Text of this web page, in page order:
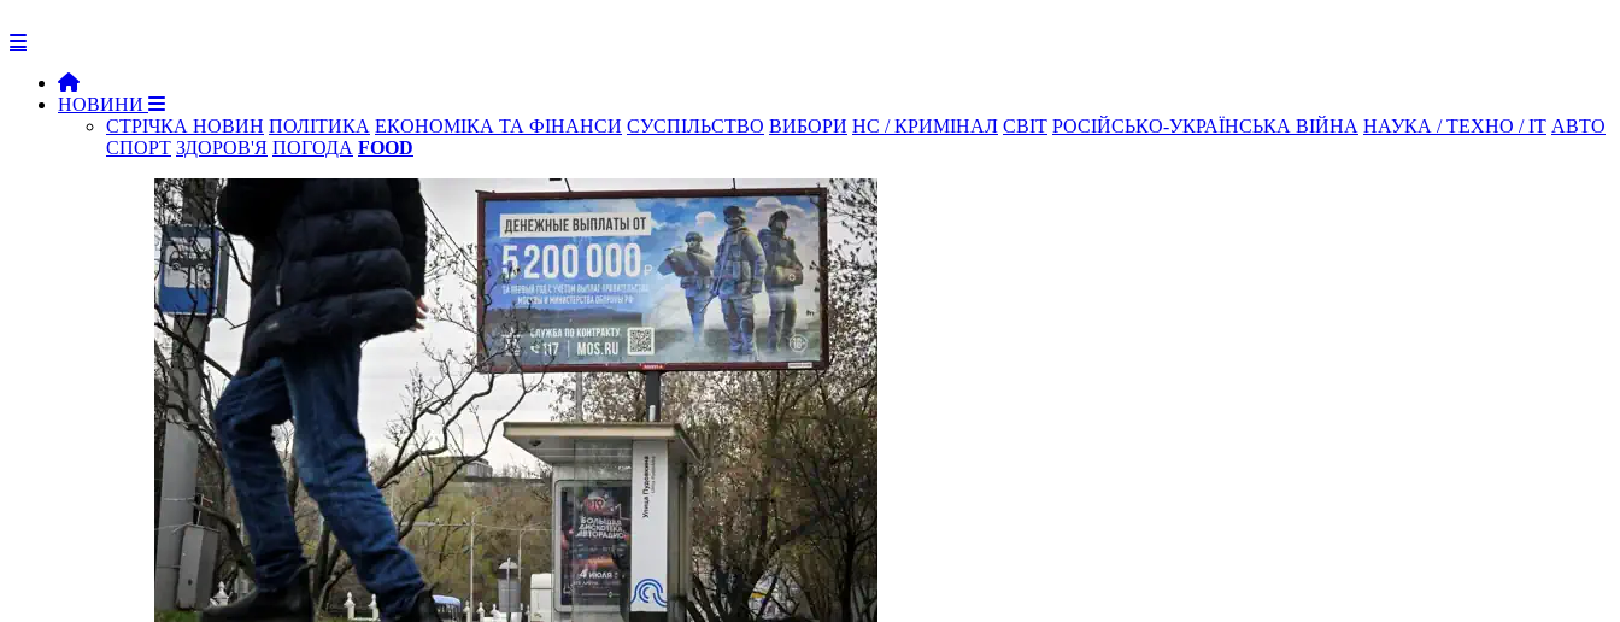
НОВИНИ
СТРІЧКА НОВИН ПОЛІТИКА ЕКОНОМІКА ТА ФІНАНСИ СУСПІЛЬСТВО ВИБОРИ НС / КРИМІНАЛ СВІТ РОСІЙСЬКО-УКРАЇНСЬКА ВІЙНА НАУКА / ТЕХНО / IT АВТО
СПОРТ ЗДОРОВ'Я ПОГОДА FOOD